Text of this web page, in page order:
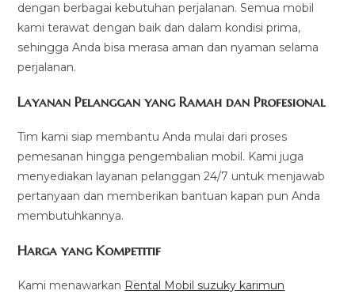
dengan berbagai kebutuhan perjalanan. Semua mobil
kami terawat dengan baik dan dalam kondisi prima,
sehingga Anda bisa merasa aman dan nyaman selama
perjalanan.
Layanan Pelanggan yang Ramah dan Profesional
Tim kami siap membantu Anda mulai dari proses
pemesanan hingga pengembalian mobil. Kami juga
menyediakan layanan pelanggan 24/7 untuk menjawab
pertanyaan dan memberikan bantuan kapan pun Anda
membutuhkannya.
Harga yang Kompetitif
Kami menawarkan Rental Mobil suzuky karimun